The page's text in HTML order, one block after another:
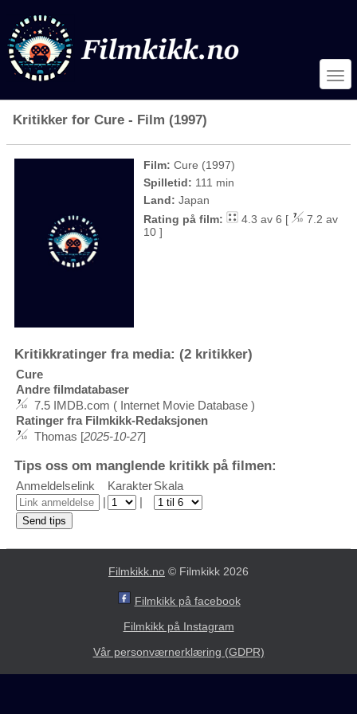
Kritikker for Cure - Film (1997)
Film: Cure (1997)
Spilletid: 111 min
Land: Japan
Rating på film:
4.3 av 6 [
7.2 av
10 ]
Kritikkratinger fra media: (2 kritikker)
Cure
Andre filmdatabaser
7.5 IMDB.com ( Internet Movie Database )
Ratinger fra Filmkikk-Redaksjonen
Thomas [2025-10-27]
Tips oss om manglende kritikk på filmen:
Anmeldelselink KarakterSkala
|
|
Filmkikk.no © Filmkikk 2026
Filmkikk på facebook
Filmkikk på Instagram
Vår personværnerklæring (GDPR)